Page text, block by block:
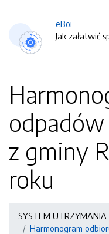
eBoi
Jak załatwić
z gminy
roku
SYSTEM UTRZYMANIA
Harmonogram